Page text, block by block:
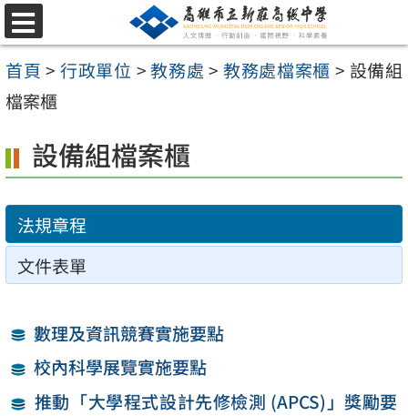
跳
至
主
要
容
區
選
單
首頁 > 行政單位 >教務處 > 教務處檔案櫃 > 設備組
檔案櫃
設備組檔案櫃
法規章程
文件表單
數理及資訊競賽實施要點
校內科學展覽實施要點
推動「大學程式設計先修檢測 (APCS)」獎勵要